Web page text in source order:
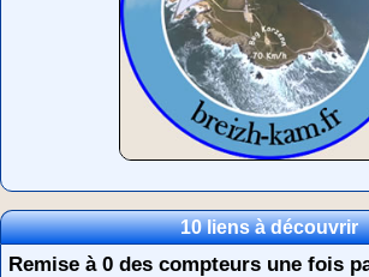
10 liens à découvrir
Remise à 0 des compteurs une fois